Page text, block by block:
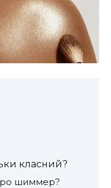
класний?
шиммер?